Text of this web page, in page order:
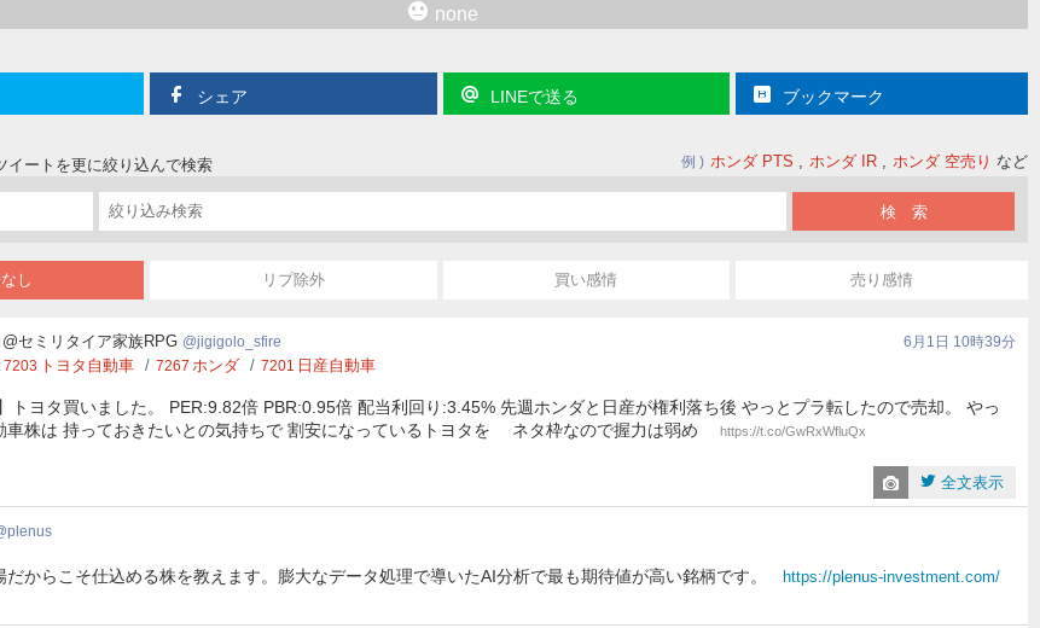
none
シェア LINEで送る ブックマーク
イートを更に絞り込んで検索 例 ホンダ PTS ホンダ IR ホンダ 空売り など
し リプ除外 買い感情 売り感情
セミリタイア家族RPG jigigolo_sfire
6月1日 10時39分
7203 トヨタ自動車 7267 ホンダ 7201 日産自動車
トヨタ買いました。 PER:9.82倍 PBR:0.95倍 配当利回り:3.45% 先週ホンダと日産が権利落ち後 やっとプラ転したので売却。 やっ
車株は 持っておきたいとの気持ちで 割安になっているトヨタを ネタ枠なので握力は弱め
https://t.co/GwRxWfluQx
全文表示
plenus
だからこそ仕込める株を教えます。膨大なデータ処理で導いたAI分析で最も期待値が高い銘柄です。 https://plenus-investment.com/